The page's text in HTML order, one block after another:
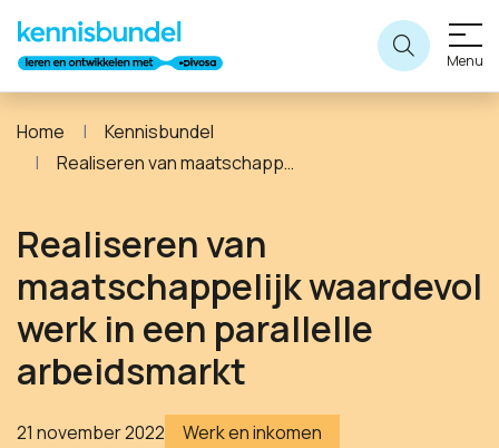
Menu
Home
Kennisbundel
Realiseren van maatschappelijk waardevol werk in een parallelle arbeidsmarkt
Realiseren van
maatschappelijk waardevol
werk in een parallelle
arbeidsmarkt
21 november 2022 Werk en inkomen